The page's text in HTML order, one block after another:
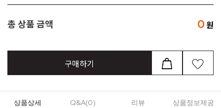
총 상품 금액 0
구매하기
상품상세 Q&A(0) 리뷰 상품정보제공